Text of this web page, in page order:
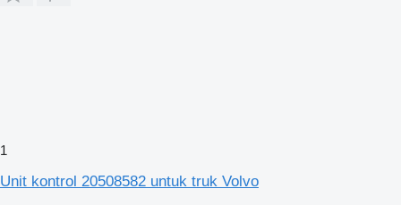
1
Unit kontrol 20508582 untuk truk Volvo